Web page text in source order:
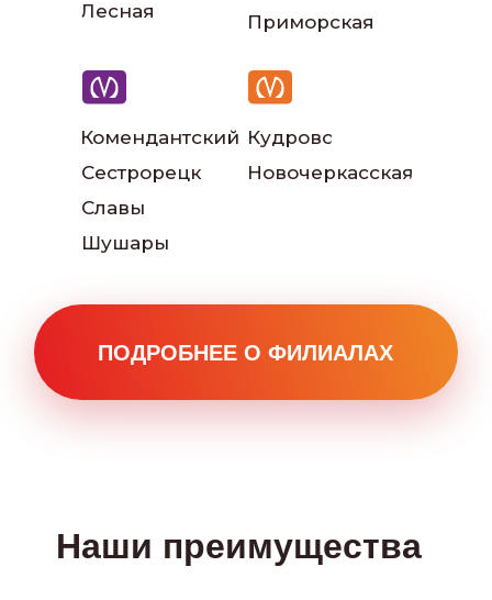
Лесная
Приморская
Славы
Сестрорецк
Шушары
Кудрово
Новочеркасская
Комендантский
Читать больше отзывов: